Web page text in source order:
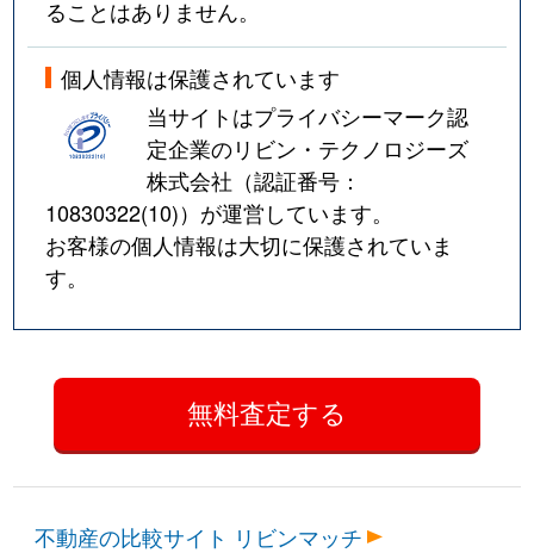
ることはありません。
個人情報は保護されています
当サイトはプライバシーマーク認
定企業のリビン・テクノロジーズ
株式会社（認証番号：
10830322(10)）が運営しています。
お客様の個人情報は大切に保護されていま
す。
不動産の比較サイト リビンマッチ